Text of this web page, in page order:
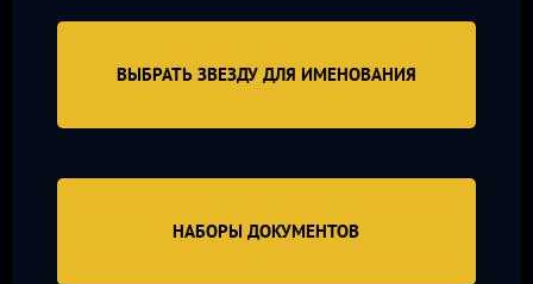
ВЫБРАТЬ ЗВЕЗДУ ДЛЯ ИМЕНОВАНИЯ
НАБОРЫ ДОКУМЕНТОВ